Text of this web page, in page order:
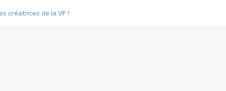
créatrices de la VF !